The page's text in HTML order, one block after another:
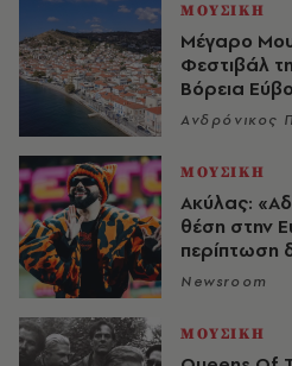
ΜΟΥΣΙΚΗ
Μέγαρο
Φεστιβάλ
Βόρεια
Ανδρόνικος
ΜΟΥΣΙΚΗ
Ακύλας:
θέση στην
περίπτωση
Newsroom
ΜΟΥΣΙΚΗ